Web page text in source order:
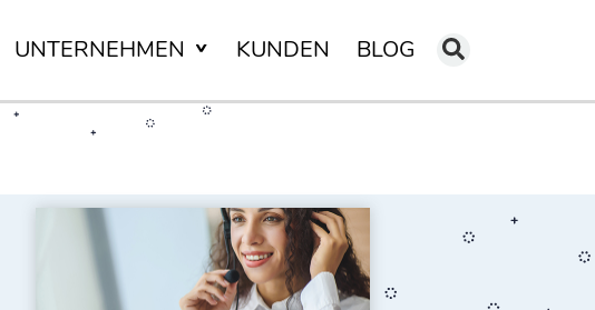
UNTERNEHMEN KUNDEN BLOG